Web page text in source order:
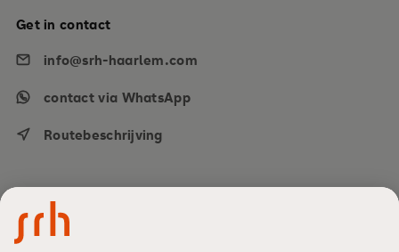
Get in contact
info@srh-haarlem.com
contact via WhatsApp
Routebeschrijving